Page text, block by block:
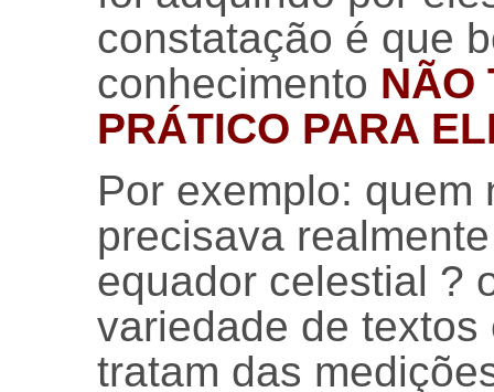
constatação é que
conhecimento NÃO
PRÁTICO PARA
Por exemplo: quem
precisava
equador celestial ?
variedade de
tratam das